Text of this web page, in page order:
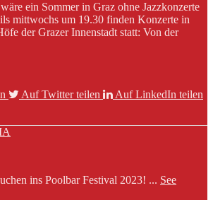
ein Sommer in Graz ohne Jazzkonzerte
mittwochs um 19.30 finden Konzerte in
der Grazer Innenstadt statt: Von der
Auf Twitter teilen
Auf LinkedIn teilen
ins Poolbar Festival 2023! ... See